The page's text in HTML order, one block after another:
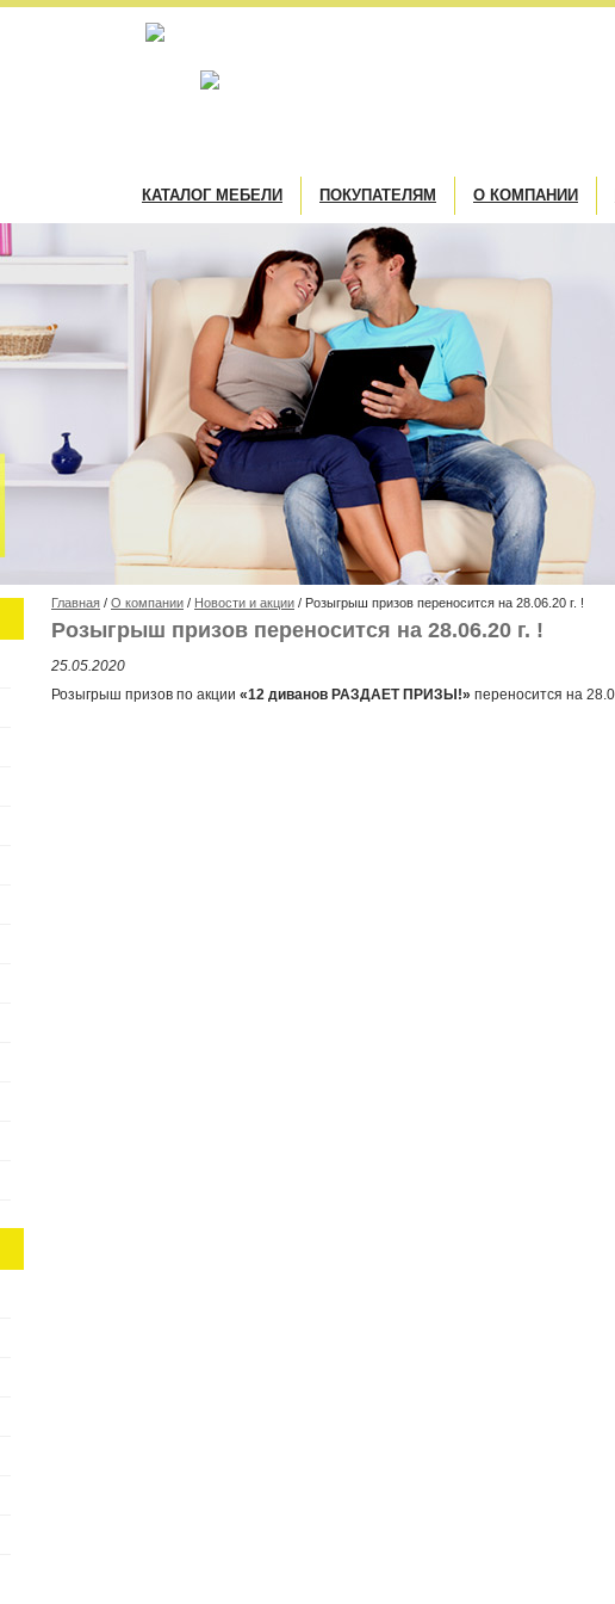
КАТАЛОГ МЕБЕЛИ ПОКУПАТЕЛЯМ О КОМПАНИИ
Главная / О компании / Новости и акции / Розыгрыш призов переносится на 28.06.20 г. !
Розыгрыш призов переносится на 28.06.20 г. !
25.05.2020
Розыгрыш призов по акции «12 диванов РАЗДАЕТ ПРИЗЫ!» переносится на